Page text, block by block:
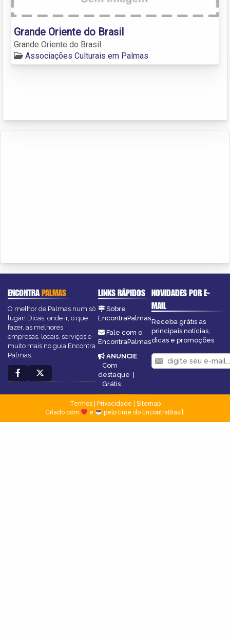
Grande Oriente do Brasil
Grande Oriente do Brasil
Associações Culturais em Palmas
ENCONTRAPALMAS
O melhor de Palmas num só
lugar! Dicas, onde ir, o que
fazer, as melhores
empresas, locais, serviços e
muito mais no guia Encontra
Palmas.
LINKS RÁPIDOS
Sobre
EncontraPalmas
Fale com o
EncontraPalmas
ANUNCIE:
Com
destaque |
Grátis
NOVIDADES POR E-
MAIL
Receba grátis as
principais notícias,
dicas e promoções
Termos| Privacidade
Sitemap
Criado com
e pelo time do EncontraBrasil